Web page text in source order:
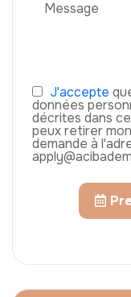
J'accepte
données
décrites dans
peux retirer
demande à